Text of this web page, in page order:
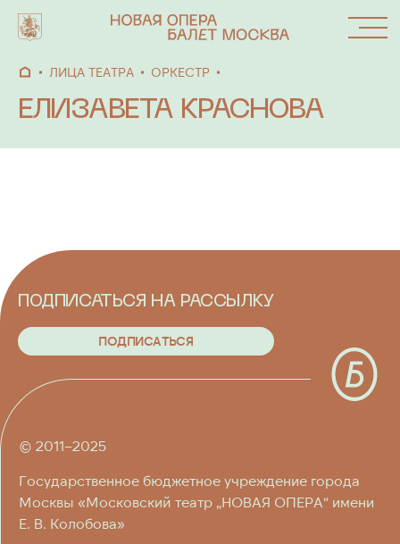
ФЕСТИВАЛИ
И ПРОЕКТЫ
О ТЕАТРЕ
ЛИЦА ТЕАТРА
ПРЕСС-ЦЕНТР
ЛИЦА ТЕАТРА ОРКЕСТР
ЕЛИЗАВЕТА КРАСНОВА
ПОДПИСАТЬСЯ НА РАССЫЛКУ
ПОДПИСАТЬСЯ
ПОДПИСАТЬСЯ
© 2011–2025
Государственное бюджетное учреждение города
Москвы «Московский театр „НОВАЯ ОПЕРА“ имени
Е. В. Колобова»